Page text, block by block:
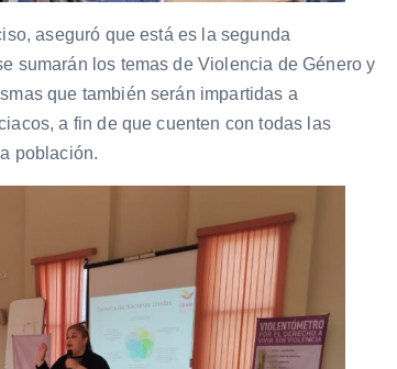
aseguró que está es la segunda
sumarán los temas de Violencia de Género y
que también serán impartidas a
a fin de que cuenten con todas las
población.